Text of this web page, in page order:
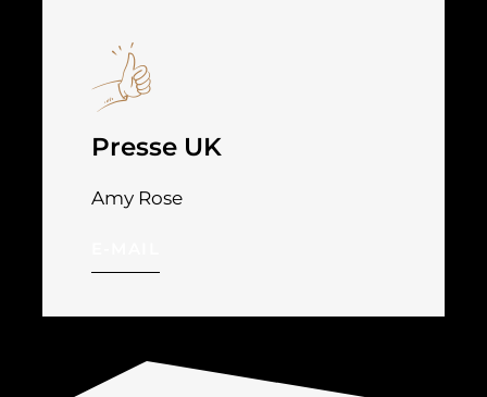
Presse UK
Amy Rose